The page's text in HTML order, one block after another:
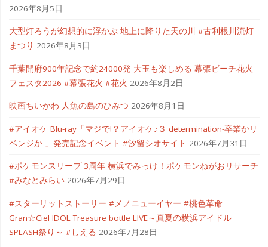
2026年8月5日
大型灯ろうが幻想的に浮かぶ 地上に降りた天の川 #古利根川流灯
まつり 2026年8月3日
千葉開府900年記念で約24000発 大玉も楽しめる 幕張ビーチ花火
フェスタ2026 #幕張花火 #花火 2026年8月2日
映画ちいかわ 人魚の島のひみつ 2026年8月1日
#アイオケ Blu-ray「マジで!？アイオケ♪３ determination-卒業かリ
ベンジか-」発売記念イベント #汐留シオサイト 2026年7月31日
#ポケモンスリープ 3周年 横浜でみっけ！ポケモンねがおリサーチ
#みなとみらい 2026年7月29日
#スターリットストーリー #メノニューイヤー #桃色革命
Gran☆Ciel IDOL Treasure bottle LIVE～真夏の横浜アイドル
SPLASH祭り～ #しえる 2026年7月28日